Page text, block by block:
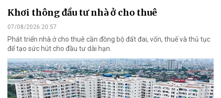
Khơi thông đầu tư nhà ở cho thuê
07/08/2026 20:57
Phát triển nhà ở cho thuê cần đồng bộ đất đai, vốn, thuế và thủ tục
để tạo sức hút cho đầu tư dài hạn.